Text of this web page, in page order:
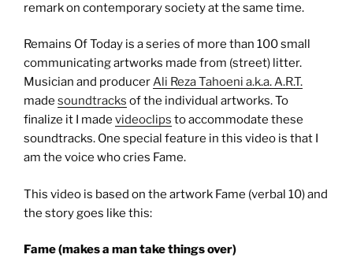
remark on contemporary society at the same time.
Remains Of Today is a series of more than 100 small
communicating artworks made from (street) litter.
Musician and producerAli Reza Tahoeni a.k.a. A.R.T.
made soundtracks of the individual artworks. To
finalize it I made videoclips to accommodate these
soundtracks. One special feature in this video is that I
am the voice who cries Fame.
This video is based on the artwork Fame (verbal 10) and
the story goes like this:
Fame (makes a man take things over)